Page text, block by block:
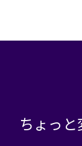
ちょっ